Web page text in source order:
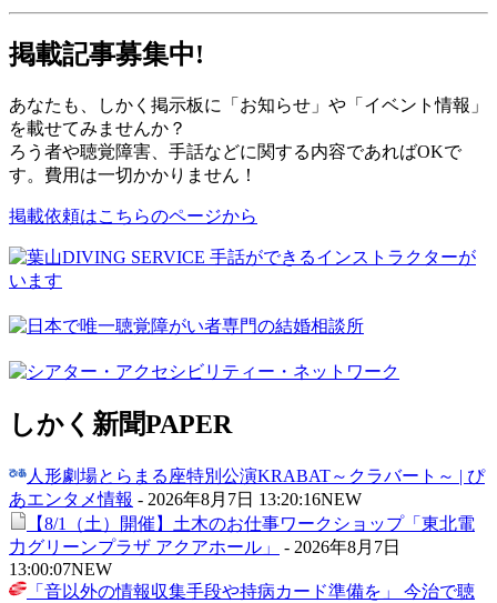
掲載記事募集中!
あなたも、しかく掲示板に「お知らせ」や「イベント情報」
を載せてみませんか？
ろう者や聴覚障害、手話などに関する内容であればOKで
す。費用は一切かかりません！
掲載依頼はこちらのページから
しかく新聞PAPER
人形劇場とらまる座特別公演KRABAT～クラバート～ | ぴ
あエンタメ情報 - 2026年8月7日 13:20:16NEW
【8/1（土）開催】土木のお仕事ワークショップ「東北電
力グリーンプラザ アクアホール」
- 2026年8月7日
13:00:07NEW
「音以外の情報収集手段や持病カード準備を」 今治で聴